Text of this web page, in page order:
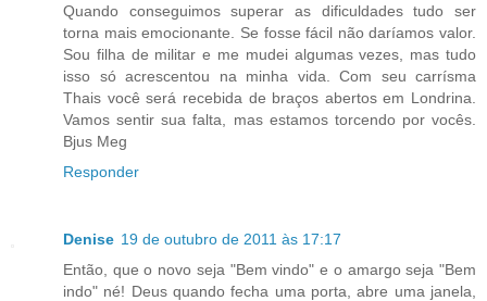
Quando conseguimos superar as dificuldades tudo ser
torna mais emocionante. Se fosse fácil não daríamos valor.
Sou filha de militar e me mudei algumas vezes, mas tudo
isso só acrescentou na minha vida. Com seu carrísma
Thais você será recebida de braços abertos em Londrina.
Vamos sentir sua falta, mas estamos torcendo por vocês.
Bjus Meg
Responder
Denise 19 de outubro de 2011 às 17:17
Então, que o novo seja "Bem vindo" e o amargo seja "Bem
indo" né! Deus quando fecha uma porta, abre uma janela,